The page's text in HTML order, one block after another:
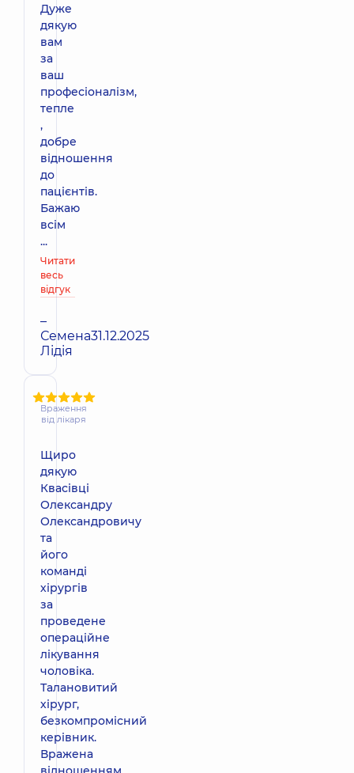
Дуже
дякую
вам
за
ваш
професіоналізм,
тепле
,
добре
відношення
до
пацієнтів.
Бажаю
всім
...
Читати
весь
відгук
–
Семена
Лідія
31.12.2025
Враження
від лікаря
Щиро
дякую
Квасівці
Олександру
Олександровичу
та
його
команді
хірургів
за
проведене
операційне
лікування
чоловіка.
Талановитий
хірург,
безкомпромісний
керівник.
Вражена